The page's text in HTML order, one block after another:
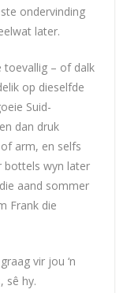
ondervinding
later.
toevallig – of dalk
op dieselfde
Suid-
dan druk
arm, en selfs
bottels wyn later
aand sommer
Frank die
vir jou ‘n
sê hy.